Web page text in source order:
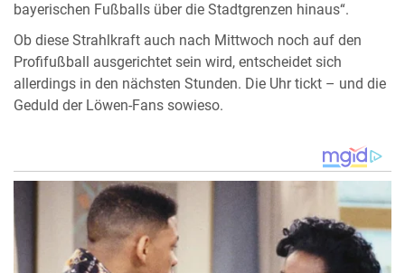
bayerischen Fußballs über die Stadtgrenzen hinaus“.
Ob diese Strahlkraft auch nach Mittwoch noch auf den
Profifußball ausgerichtet sein wird, entscheidet sich
allerdings in den nächsten Stunden. Die Uhr tickt – und die
Geduld der Löwen-Fans sowieso.